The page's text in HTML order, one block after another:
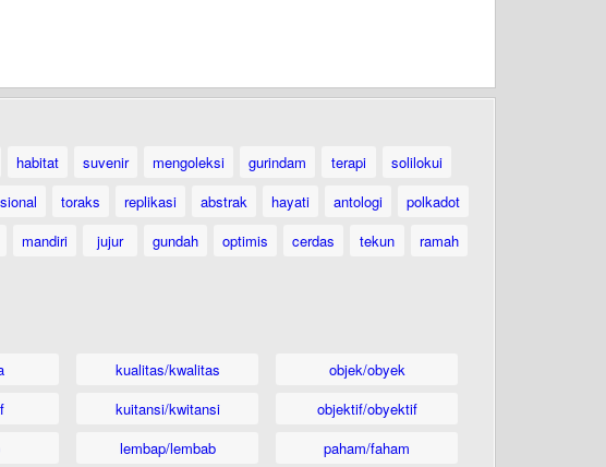
habitat suvenir mengoleksi gurindam terapi
solilokui
toraks replikasi abstrak hayati antologi
polkadot
mandiri jujur gundah optimis cerdas tekun
ramah
kualitas/kwalitas
kuitansi/kwitansi
lembap/lembab
objek/obyek
objektif/obyektif
paham/faham